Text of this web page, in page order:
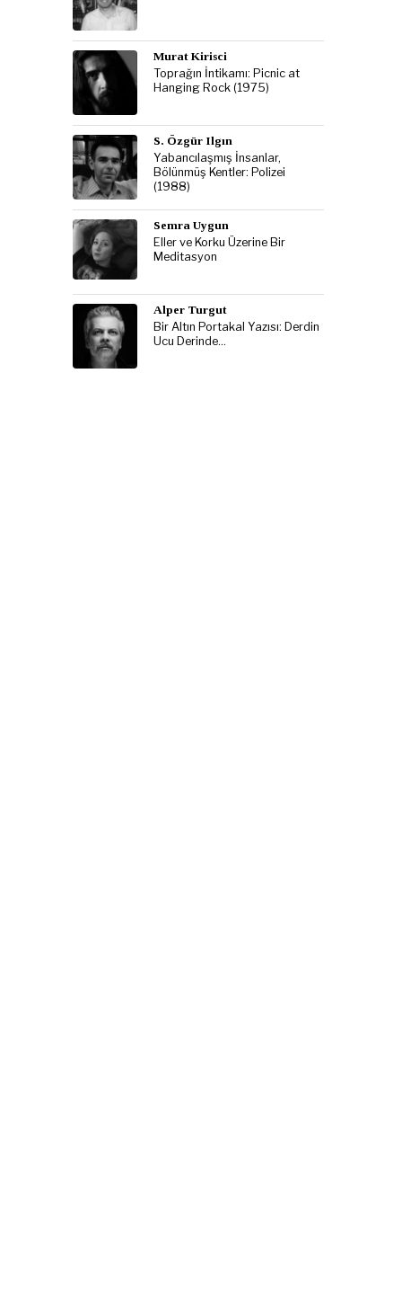
Murat Kirisci
Toprağın İntikamı: Picnic at
Hanging Rock (1975)
S. Özgür Ilgın
Yabancılaşmış İnsanlar,
Bölünmüş Kentler: Polizei
(1988)
Semra Uygun
Eller ve Korku Üzerine Bir
Meditasyon
Alper Turgut
Bir Altın Portakal Yazısı: Derdin
Ucu Derinde…